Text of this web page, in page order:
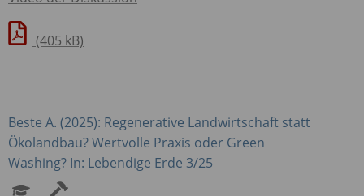
(405 kB)
Beste A. (2025): Regenerative Landwirtschaft statt
Ökolandbau? Wertvolle Praxis oder Green
Washing? In: Lebendige Erde 3/25